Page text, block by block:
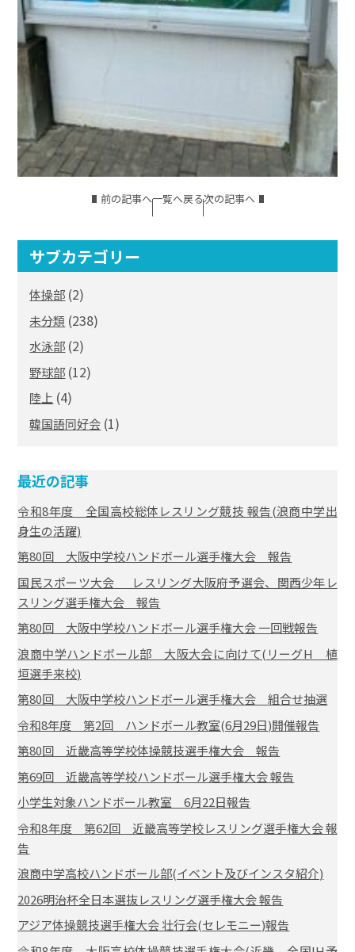
前の記事へ一覧へ戻る次の記事へ
サブカテゴリー
体操部 (2)
未分類 (238)
水泳部 (2)
野球部 (12)
陸上 (4)
韓国語同好会 (1)
最近の記事
令和8年度 全国高校総体レスリング競技 報告(浪商中学出
身生の活躍)
第80回 大阪中学校ハンドボール選手権大会 報告
国民スポーツ大会 レスリング大阪府予選会、関西少年レ
スリング選手権大会 報告
第80回 大阪中学校ハンドボール選手権大会 一回戦報告
浪商中学ハンドボール部 大阪大会に向けて(リーグH 植
垣選手来校)
第80回 大阪中学校ハンドボール選手権大会 組合せ抽選
令和8年度 第2回 ハンドボール教室(6月29日)開催報告
第80回 近畿高等学校体操競技選手権大会 報告
第69回 近畿高等学校ハンドボール選手権大会 報告
小学生対象ハンドボール教室 6月22日報告
令和8年度 第62回 近畿高等学校レスリング選手権大会 報
告
浪商中学高校ハンドボール部(イベント及びインスタ紹介)
2026明治杯全日本選抜レスリング選手権大会 報告
アジア体操競技選手権大会 壮行会(セレモニー)報告